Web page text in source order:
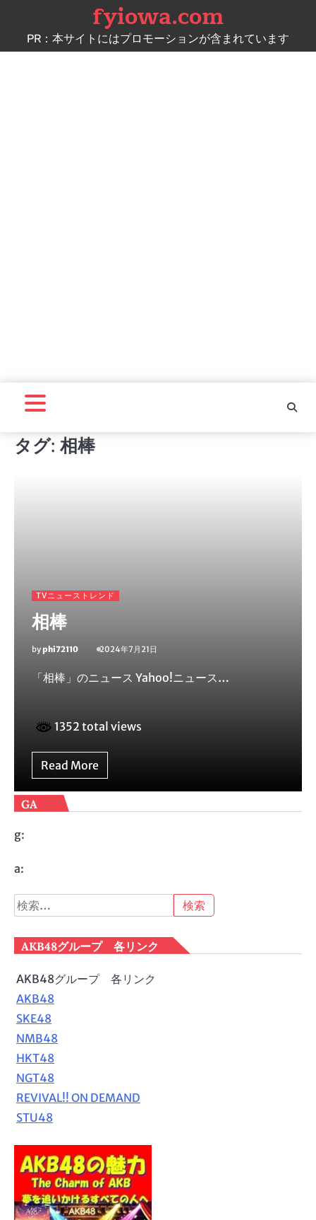
content
fyiowa.com
PR：本サイトにはプロモーションが含まれています
タグ: 相棒
TVニューストレンド
相棒
by phi72110 2024年7月21日
「相棒」のニュース Yahoo!ニュース…
1352 total views
Read More
GA
g:
a:
検
索:
AKB48グループ 各リンク
AKB48グループ 各リンク
AKB48
SKE48
NMB48
HKT48
NGT48
REVIVAL!! ON DEMAND
STU48